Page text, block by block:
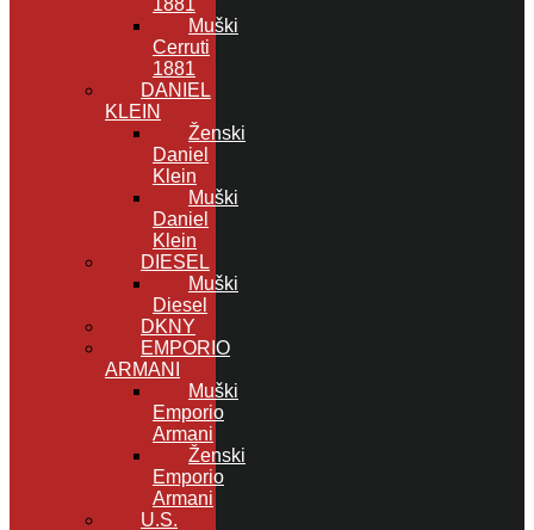
Muški
Cerruti
1881
DANIEL
KLEIN
Ženski
Daniel
Klein
Muški
Daniel
Klein
DIESEL
Muški
Diesel
DKNY
EMPORIO
ARMANI
Muški
Emporio
Armani
Ženski
Emporio
Armani
U.S.